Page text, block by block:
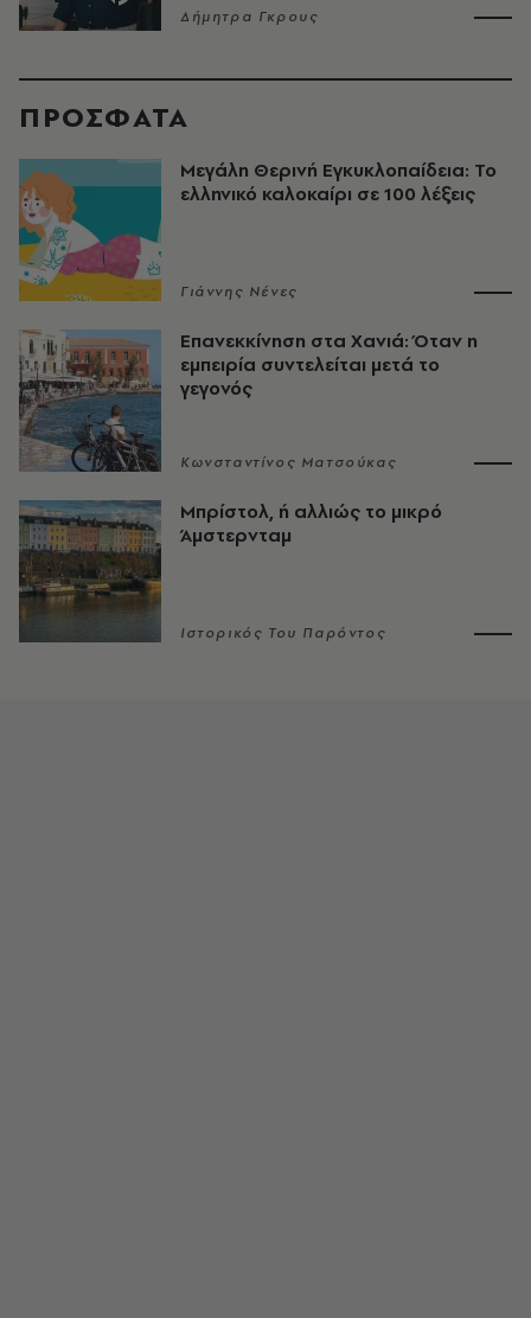
Δήμητρα Γκρους
ΠΡΟΣΦΑΤΑ
Μεγάλη Θερινή Εγκυκλοπαίδεια: Το
ελληνικό καλοκαίρι σε 100 λέξεις
Γιάννης Νένες
Επανεκκίνηση στα Χανιά: Όταν η
εμπειρία συντελείται μετά το
γεγονός
Κωνσταντίνος Ματσούκας
Μπρίστολ, ή αλλιώς το μικρό
Άμστερνταμ
Ιστορικός Του Παρόντος